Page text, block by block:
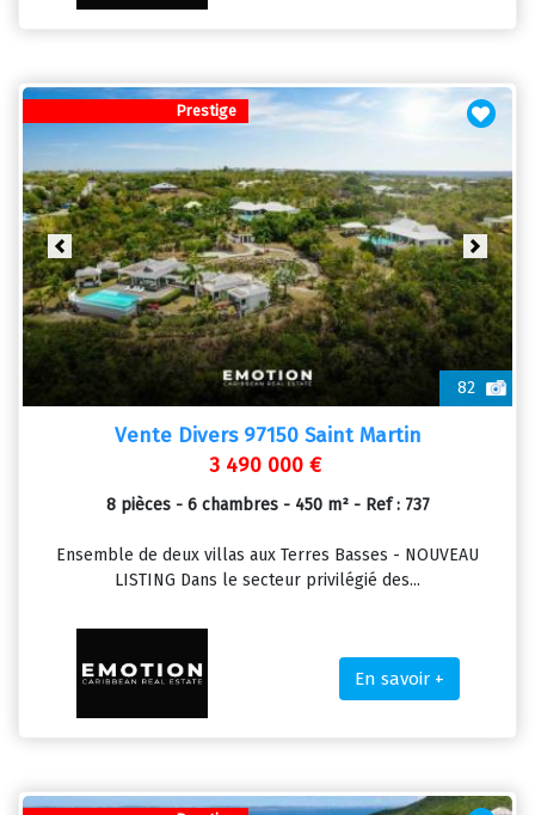
Prestige
82
Previous Next
Vente Divers 97150 Saint Martin
3 490 000 €
8 pièces - 6 chambres - 450 m² - Ref : 737
Ensemble de deux villas aux Terres Basses - NOUVEAU
LISTING Dans le secteur privilégié des...
En savoir +